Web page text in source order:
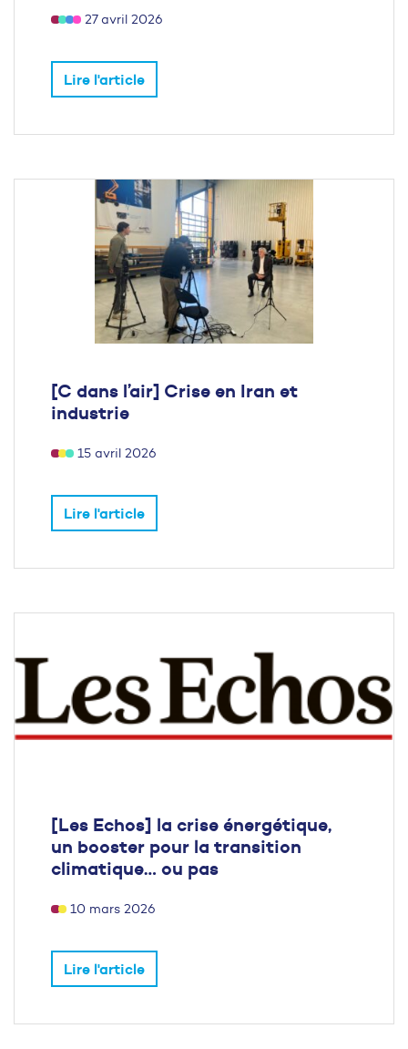
27 avril 2026
Lire l'article
[C dans l’air] Crise en Iran et
industrie
15 avril 2026
Lire l'article
[Les Echos] la crise énergétique,
un booster pour la transition
climatique… ou pas
10 mars 2026
Lire l'article